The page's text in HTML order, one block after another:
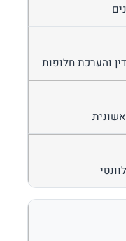
והערכת חלופות